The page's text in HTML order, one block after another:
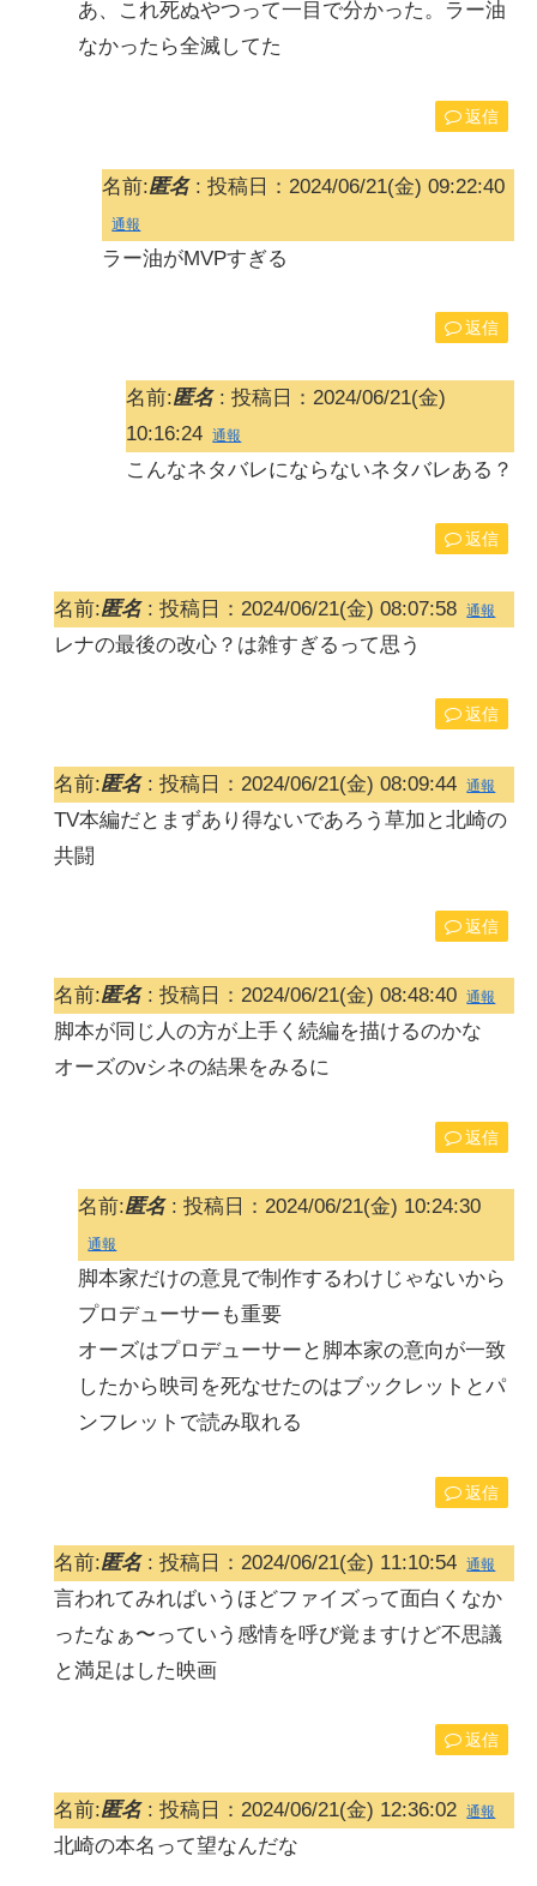
あ、これ死ぬやつって一目で分かった。ラー油
なかったら全滅してた
返信
名前:匿名: 投稿日：2024/06/21(金) 09:22:40
通報
ラー油がMVPすぎる
返信
名前:匿名: 投稿日：2024/06/21(金)
10:16:24 通報
こんなネタバレにならないネタバレある？
返信
名前:匿名: 投稿日：2024/06/21(金) 08:07:58 通報
レナの最後の改心？は雑すぎるって思う
返信
名前:匿名: 投稿日：2024/06/21(金) 08:09:44 通報
TV本編だとまずあり得ないであろう草加と北崎の
共闘
返信
名前:匿名: 投稿日：2024/06/21(金) 08:48:40 通報
脚本が同じ人の方が上手く続編を描けるのかな
オーズのvシネの結果をみるに
返信
名前:匿名: 投稿日：2024/06/21(金) 10:24:30
通報
脚本家だけの意見で制作するわけじゃないから
プロデューサーも重要
オーズはプロデューサーと脚本家の意向が一致
したから映司を死なせたのはブックレットとパ
ンフレットで読み取れる
返信
名前:匿名: 投稿日：2024/06/21(金) 11:10:54 通報
言われてみればいうほどファイズって面白くなか
ったなぁ〜っていう感情を呼び覚ますけど不思議
と満足はした映画
返信
名前:匿名: 投稿日：2024/06/21(金) 12:36:02 通報
北崎の本名って望なんだな